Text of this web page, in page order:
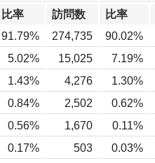
比率
訪問数 比率
91.79% 274,735 90.02%
5.02% 15,025 7.19%
1.43% 4,276 1.30%
0.84% 2,502 0.62%
0.56% 1,670 0.11%
0.17% 503 0.03%